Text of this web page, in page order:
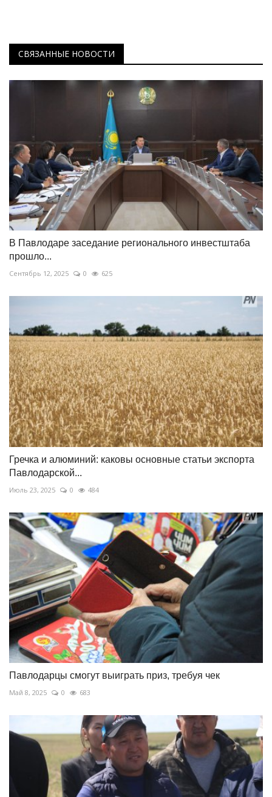
СВЯЗАННЫЕ НОВОСТИ
В Павлодаре заседание регионального инвестштаба
прошло...
Сентябрь 12, 2025 0 625
Гречка и алюминий: каковы основные статьи экспорта
Павлодарской...
Июль 23, 2025 0 484
Павлодарцы смогут выиграть приз, требуя чек
Май 8, 2025 0 683